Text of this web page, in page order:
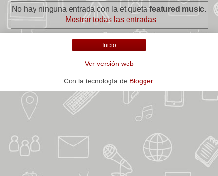
No hay ninguna entrada con la etiquetafeatured music.
Mostrar todas las entradas
Inicio
Ver versión web
Con la tecnología de Blogger.